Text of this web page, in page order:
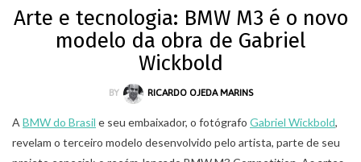
Arte e tecnologia: BMW M3 é o novo
modelo da obra de Gabriel
Wickbold
BY RICARDO OJEDA MARINS
A BMW do Brasil e seu embaixador, o fotógrafo Gabriel Wickbold,
revelam o terceiro modelo desenvolvido pelo artista, parte de seu